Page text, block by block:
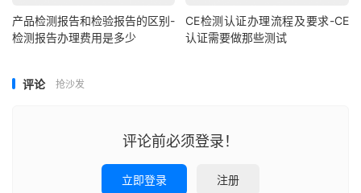
产品检测报告和检验报告的区别-
检测报告办理费用是多少
CE检测认证办理流程及要求-CE
认证需要做那些测试
评论 抢沙发
评论前必须登录！
立即登录 注册